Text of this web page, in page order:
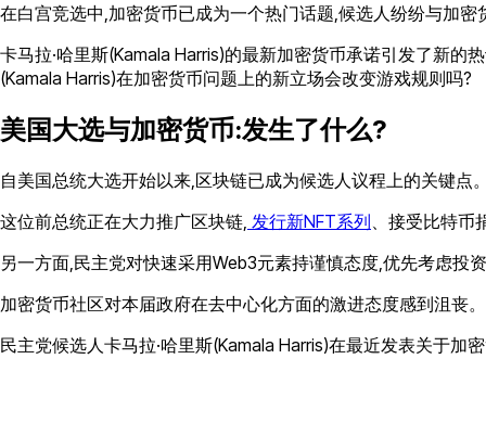
在白宫竞选中,加密货币已成为一个热门话题,候选人纷纷与加
卡马拉·哈里斯(Kamala Harris)的最新加密货币承诺引发了新
(Kamala Harris)在加密货币问题上的新立场会改变游戏规则吗?
美国大选与加密货币:发生了什么?
自美国总统大选开始以来,区块链已成为候选人议程上的关键点
这位前总统正在大力推广区块链, 发行新NFT系列 、接受比特
另一方面,民主党对快速采用Web3元素持谨慎态度,优先考虑投
加密货币社区对本届政府在去中心化方面的激进态度感到沮丧
民主党候选人卡马拉·哈里斯(Kamala Harris)在最近发表关于